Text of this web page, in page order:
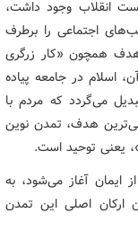
انقلاب وجود داشت،
اجتماعی را برطرف
همچون «کار زرگری
اسلام در جامعه پیاده
می‌گردد که مردم با
هدف، تمدن نوین
یعنی توحید است.
ایمان آغاز می‌شود، به
ارکان اصلی این تمدن